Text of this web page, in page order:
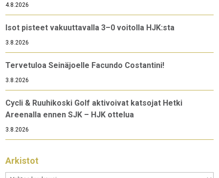
4.8.2026
Isot pisteet vakuuttavalla 3–0 voitolla HJK:sta
3.8.2026
Tervetuloa Seinäjoelle Facundo Costantini!
3.8.2026
Cycli & Ruuhikoski Golf aktivoivat katsojat Hetki
Areenalla ennen SJK – HJK ottelua
3.8.2026
Arkistot